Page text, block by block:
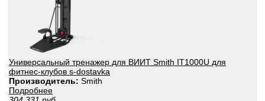
Универсальный тренажер для ВИИТ Smith IT1000U для
фитнес-клубов s-dostavka
Производитель: Smith
Подробнее